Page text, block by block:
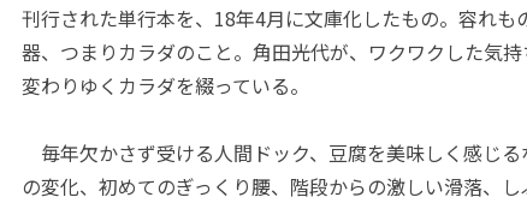
刊行された単行本を、18年4月に文庫化したもの。容れも
器、つまりカラダのこと。角田光代が、ワクワクした気
変わりゆくカラダを綴っている。
毎年欠かさず受ける人間ドック、豆腐を美味しく感じる
の変化、初めてのぎっくり腰、階段からの激しい滑落、し